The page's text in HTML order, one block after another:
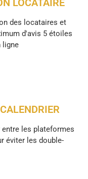
des locataires et
d'avis 5 étoiles
ligne
les plateformes
éviter les double-